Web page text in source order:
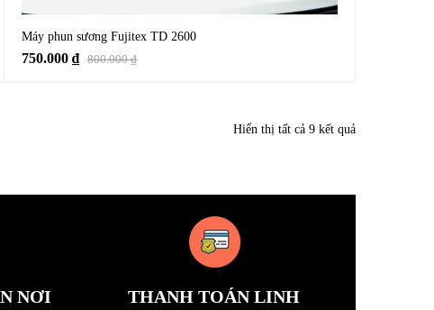
Máy phun sương Fujitex TD 2600
800.000₫
750.000₫
Hiển thị tất cả 9 kết quả
NƠI
THANH TOÁN LINH